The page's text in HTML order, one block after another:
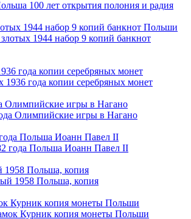
1944 набор 9 копий банкнот Польши
года копии серебряных монет
Олимпийские игры в Нагано
Польша Иоанн Павел II
1958 Польша, копия
Курник копия монеты Польши